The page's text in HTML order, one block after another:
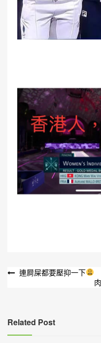
文
覽
連屙屎都要壓抑一下
Related Post